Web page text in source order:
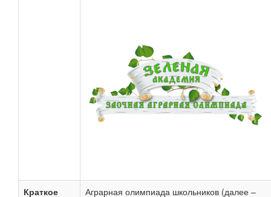
Краткое Аграрная олимпиада школьников (далее –